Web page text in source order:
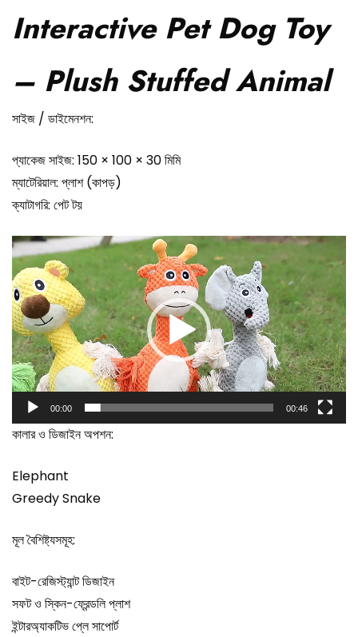
Interactive Pet Dog Toy
– Plush Stuffed Animal
সাইজ / ডাইমেনশন:
প্যাকেজ সাইজ: 150 × 100 × 30 মিমি
ম্যাটেরিয়াল: প্লাশ (কাপড়)
ক্যাটাগরি: পেট টয়
Video
Player
00:00 00:46
কালার ও ডিজাইন অপশন:
Elephant
Greedy Snake
মূল বৈশিষ্ট্যসমূহ:
বাইট-রেজিস্ট্যান্ট ডিজাইন
সফট ও স্কিন-ফ্রেন্ডলি প্লাশ
ইন্টারঅ্যাকটিভ প্লে সাপোর্ট